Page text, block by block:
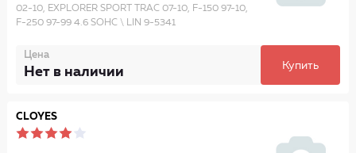
02-10, EXPLORER SPORT TRAC 07-10, F-150 97-10,
F-250 97-99 4.6 SOHC \ LIN 9-5341
Цена
Нет в наличии Купить
CLOYES